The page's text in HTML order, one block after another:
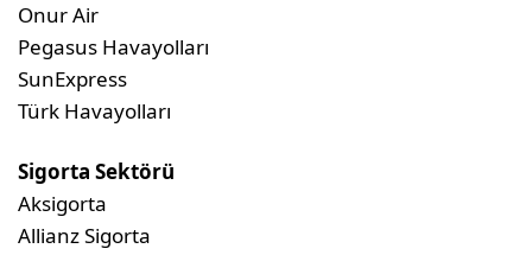
Onur Air
Pegasus Havayolları
SunExpress
Türk Havayolları
Sigorta Sektörü
Aksigorta
Allianz Sigorta